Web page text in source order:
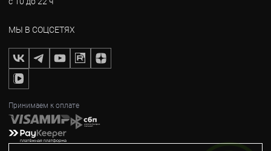
МЫ В СОЦСЕТЯХ
Принимаем к оплате